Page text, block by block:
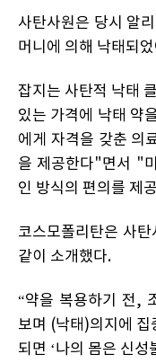
사탄사원은 당시 알
머니에 의해 낙태되
잡지는 사탄적 낙태
있는 가격에 낙태 약
에게 자격을 갖춘 의
을 제공한다"면서 "
인 방식의 편의를 제
코스모폴리탄은 사
같이 소개했다.
“약을 복용하기 전,
보며 (낙태)의지에
되면 ‘나의 몸은 신